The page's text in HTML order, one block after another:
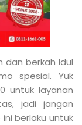
berkah Idul
spesial. Yuk
untuk layanan
jadi jangan
berlaku untuk